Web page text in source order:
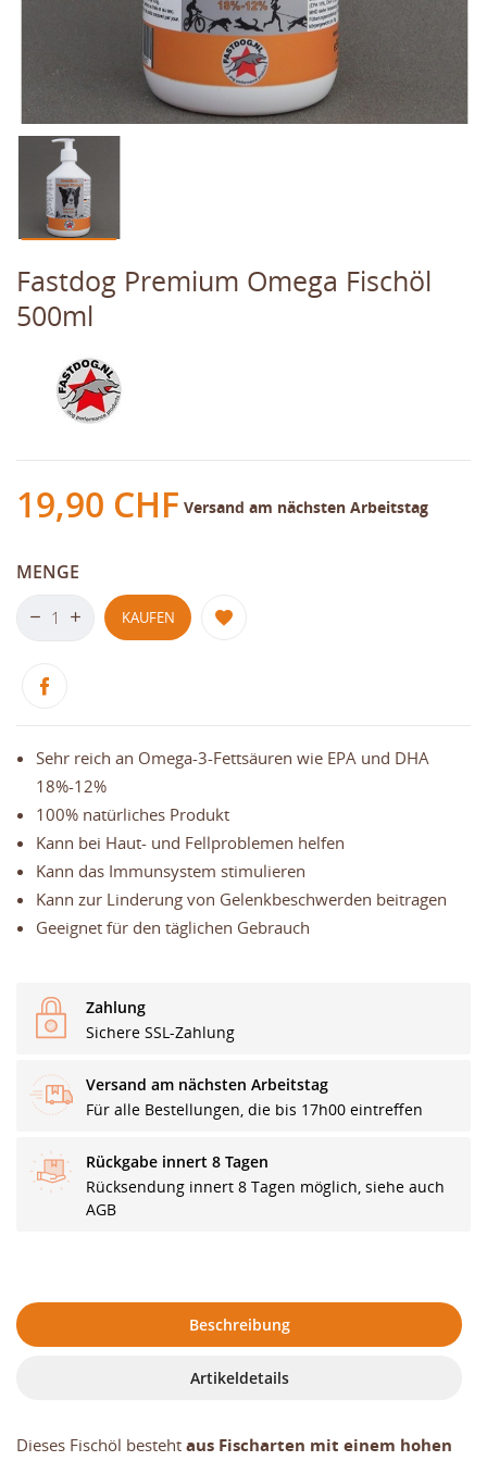
Fastdog Premium Omega Fischöl
500ml
19,90 CHF Versand am nächsten Arbeitstag
MENGE
KAUFEN
Sehr reich an Omega-3-Fettsäuren wie EPA und DHA
18%-12%
100% natürliches Produkt
Kann bei Haut- und Fellproblemen helfen
Kann das Immunsystem stimulieren
Kann zur Linderung von Gelenkbeschwerden beitragen
Geeignet für den täglichen Gebrauch
Zahlung
Sichere SSL-Zahlung
Versand am nächsten Arbeitstag
Für alle Bestellungen, die bis 17h00 eintreffen
Rückgabe innert 8 Tagen
Rücksendung innert 8 Tagen möglich, siehe auch
AGB
Beschreibung
Artikeldetails
Dieses Fischöl besteht aus Fischarten mit einem hohen